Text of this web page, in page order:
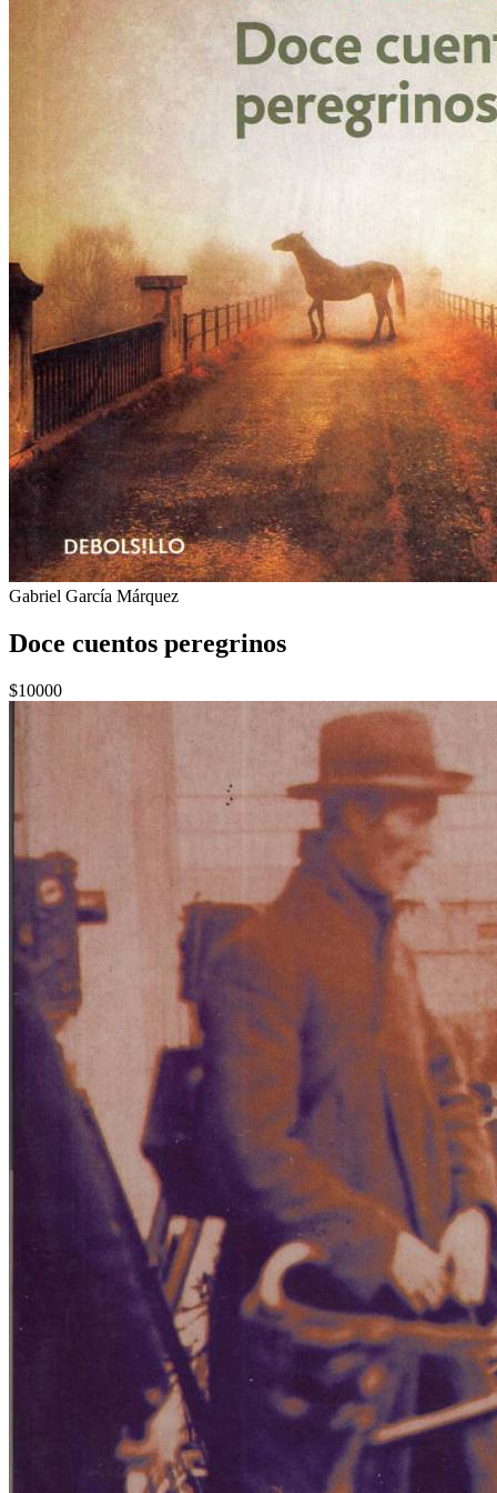
Gabriel García Márquez
Doce cuentos peregrinos
$10000